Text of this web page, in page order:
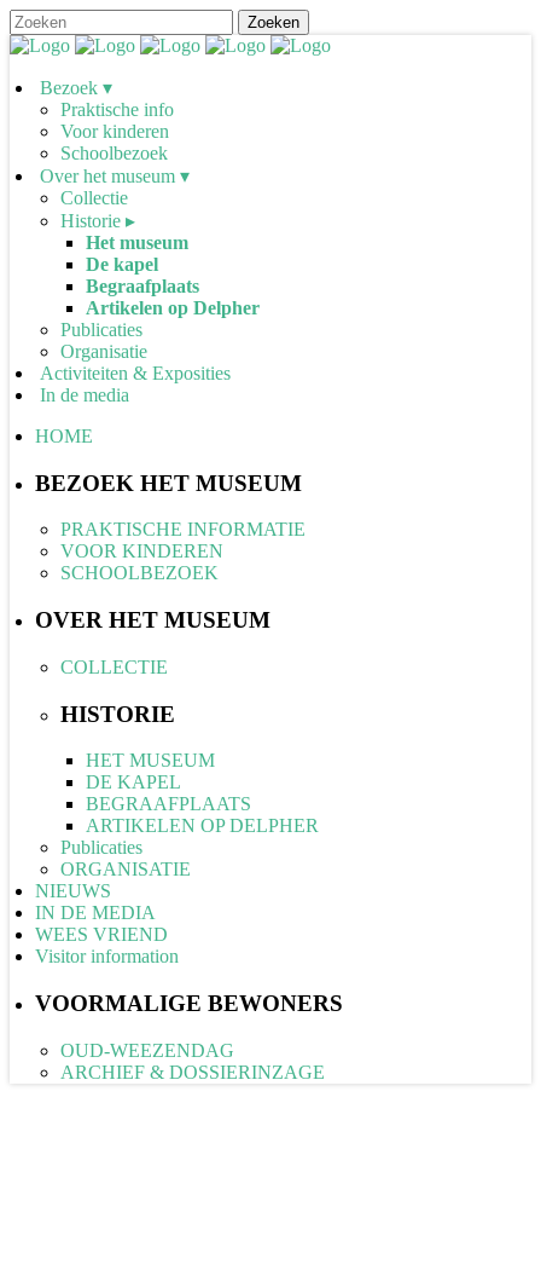
Bezoek ▾
Praktische info
Voor kinderen
Schoolbezoek
Over het museum ▾
Collectie
Historie ▸
Het museum
De kapel
Begraafplaats
Artikelen op Delpher
Publicaties
Organisatie
Activiteiten & Exposities
In de media
HOME
BEZOEK HET MUSEUM
PRAKTISCHE INFORMATIE
VOOR KINDEREN
SCHOOLBEZOEK
OVER HET MUSEUM
COLLECTIE
HISTORIE
HET MUSEUM
DE KAPEL
BEGRAAFPLAATS
ARTIKELEN OP DELPHER
Publicaties
ORGANISATIE
NIEUWS
IN DE MEDIA
WEES VRIEND
Visitor information
VOORMALIGE BEWONERS
OUD-WEEZENDAG
ARCHIEF & DOSSIERINZAGE